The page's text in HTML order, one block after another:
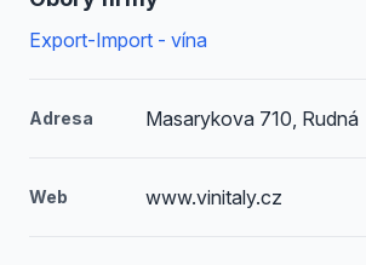
Export-Import - vína
Adresa Masarykova 710, Rudná
Web www.vinitaly.cz